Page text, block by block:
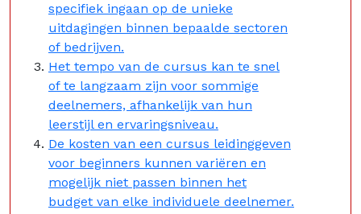
specifiek ingaan op de unieke
uitdagingen binnen bepaalde sectoren
of bedrijven.
Het tempo van de cursus kan te snel
of te langzaam zijn voor sommige
deelnemers, afhankelijk van hun
leerstijl en ervaringsniveau.
De kosten van een cursus leidinggeven
voor beginners kunnen variëren en
mogelijk niet passen binnen het
budget van elke individuele deelnemer.